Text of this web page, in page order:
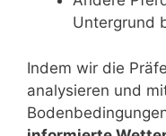
Untergrund
Indem wir die
analysieren und